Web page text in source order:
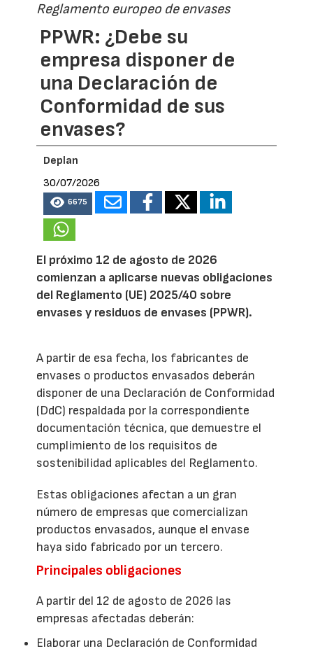
Reglamento europeo de envases
PPWR: ¿Debe su
empresa disponer de
una Declaración de
Conformidad de sus
envases?
Deplan
30/07/2026
6675
El próximo 12 de agosto de 2026
comienzan a aplicarse nuevas obligaciones
del Reglamento (UE) 2025/40 sobre
envases y residuos de envases (PPWR).
A partir de esa fecha, los fabricantes de
envases o productos envasados deberán
disponer de una Declaración de Conformidad
(DdC) respaldada por la correspondiente
documentación técnica, que demuestre el
cumplimiento de los requisitos de
sostenibilidad aplicables del Reglamento.
Estas obligaciones afectan a un gran
número de empresas que comercializan
productos envasados, aunque el envase
haya sido fabricado por un tercero.
Principales obligaciones
A partir del 12 de agosto de 2026 las
empresas afectadas deberán:
Elaborar una Declaración de Conformidad